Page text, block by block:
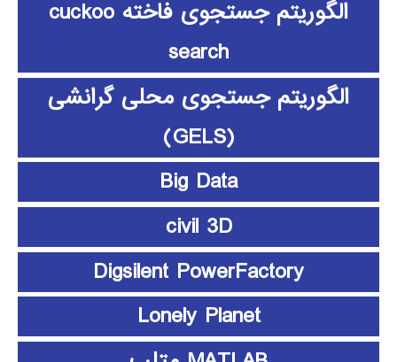
الگوریتم جستجوی فاخته cuckoo
search
الگوریتم جستجوی محلی گرانشی
(GELS)
Big Data
civil 3D
Digsilent PowerFactory
Lonely Planet